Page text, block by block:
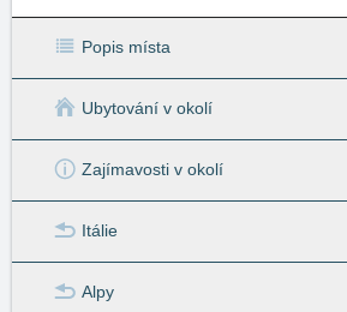
Popis místa
Ubytování v okolí
Zajímavosti v okolí
Itálie
Alpy